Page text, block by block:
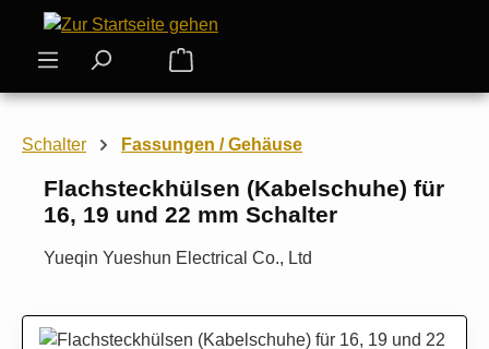
Zum Hauptinhalt springen
Warenkorb enthält 0 Positionen.
Schalter Fassungen / Gehäuse
Flachsteckhülsen (Kabelschuhe) für
16, 19 und 22 mm Schalter
Yueqin Yueshun Electrical Co., Ltd
Bildergalerie überspringen